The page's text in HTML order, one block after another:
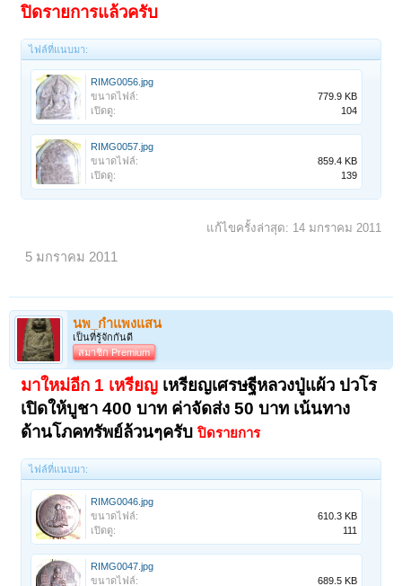
ปิดรายการแล้วครับ
ไฟล์ที่แนบมา:
RIMG0056.jpg
ขนาดไฟล์:
779.9 KB
เปิดดู:
104
RIMG0057.jpg
ขนาดไฟล์:
859.4 KB
เปิดดู:
139
แก้ไขครั้งล่าสุด: 14 มกราคม 2011
5 มกราคม 2011
นพ_กำแพงแสน
เป็นที่รู้จักกันดี
สมาชิก Premium
มาใหม่อีก 1 เหรียญ เหรียญเศรษฐีหลวงปู่แผ้ว ปวโร
เปิดให้บูชา 400 บาท ค่าจัดส่ง 50 บาท เน้นทาง
ด้านโภคทรัพย์ล้วนๆครับปิดรายการ
ไฟล์ที่แนบมา:
RIMG0046.jpg
ขนาดไฟล์:
610.3 KB
เปิดดู:
111
RIMG0047.jpg
ขนาดไฟล์:
689.5 KB